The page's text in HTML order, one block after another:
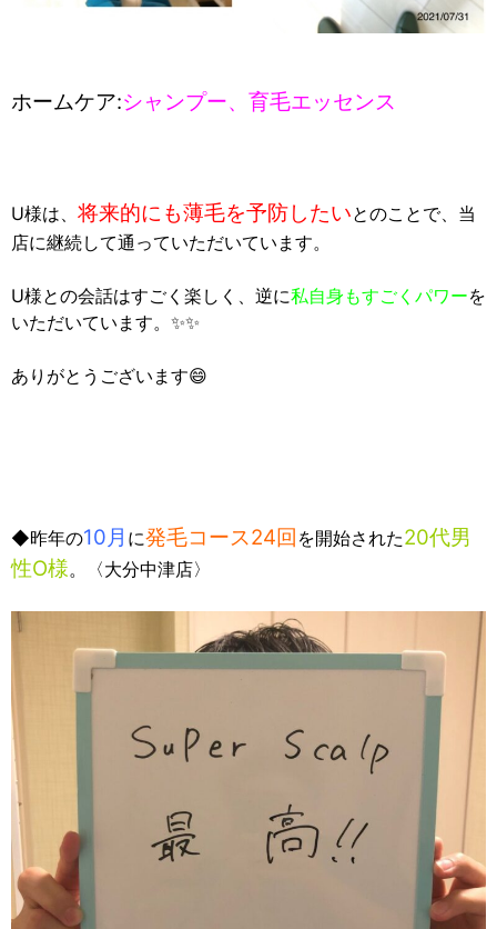
ホームケア:シャンプー、育毛エッセンス
U様は、 将来的にも薄毛を予防したいとのことで、当
店に継続して通っていただいています。
U様との会話はすごく楽しく、逆に私自身もすごくパワーを
いただいています。✨✨
ありがとうございます😄
◆昨年の10月 に発毛コース24回 を開始された20代男
性O様。〈大分中津店〉